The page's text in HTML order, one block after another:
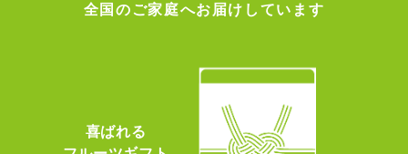
全国のご家庭へお届けしています
喜ばれる